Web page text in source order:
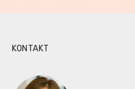
KONTAKT